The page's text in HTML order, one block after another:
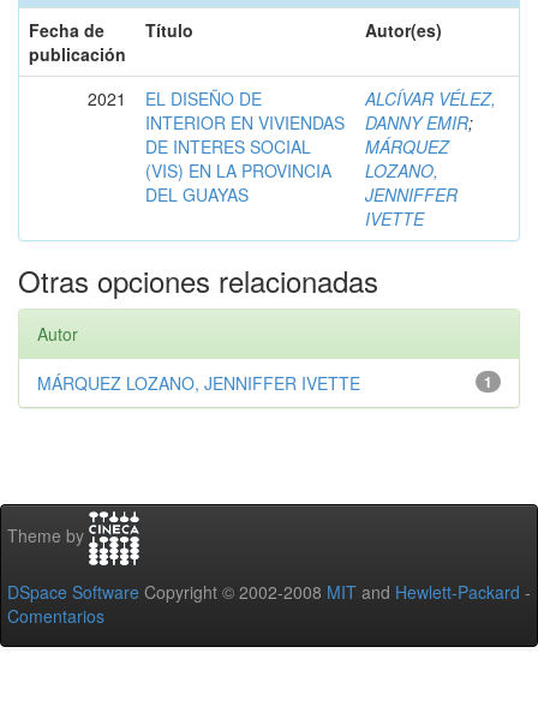
Fecha de
publicación
Título Autor(es)
2021
EL DISEÑO DE
INTERIOR EN VIVIENDAS
DE INTERES SOCIAL
(VIS) EN LA PROVINCIA
DEL GUAYAS
ALCÍVAR VÉLEZ,
DANNY EMIR;
MÁRQUEZ
LOZANO,
JENNIFFER
IVETTE
Otras opciones relacionadas
Autor
1
MÁRQUEZ LOZANO, JENNIFFER IVETTE
Theme by
DSpace Software Copyright © 2002-2008 MIT and Hewlett-Packard -
Comentarios